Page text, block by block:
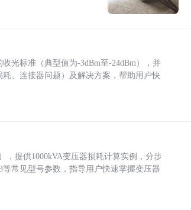
光标准（典型值为-3dBm至-24dBm），并
、连接器问题）及解决方案，帮助用户快
，提供1000kVA变压器损耗计算实例，分步
常见型号参数，指导用户快速掌握变压器